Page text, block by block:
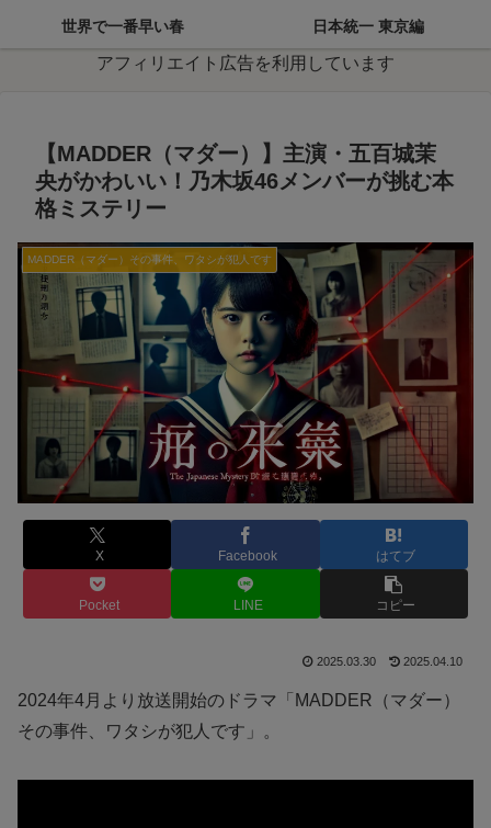
世界で一番早い春 日本統一 東京編
アフィリエイト広告を利用しています
【MADDER（マダー）】主演・五百城茉
央がかわいい！乃木坂46メンバーが挑む本
格ミステリー
MADDER（マダー）その事件、ワタシが犯人です
X Facebook はてブ
Pocket LINE コピー
2025.03.30 2025.04.10
2024年4月より放送開始のドラマ「MADDER（マダー）
その事件、ワタシが犯人です」。